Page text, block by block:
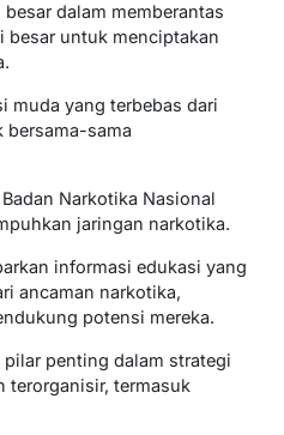
dalam memberantas
besar untuk menciptakan
muda yang terbebas dari
bersama-sama
Narkotika Nasional
jaringan narkotika.
informasi edukasi yang
ancaman narkotika,
potensi mereka.
penting dalam strategi
terorganisir, termasuk